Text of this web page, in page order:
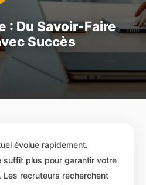
: Du Savoir-Faire
Succès
évolue rapidement.
suffit plus pour garantir votre
Les recruteurs recherchent